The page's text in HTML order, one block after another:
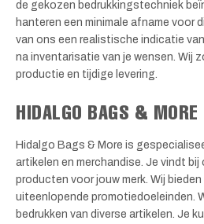
de gekozen bedrukkingstechniek
hanteren een minimale afname voor
van ons een realistische indicatie
na inventarisatie van je wensen. Wij
productie en tijdige levering.
HIDALGO BAGS & MORE
Hidalgo Bags & More is
artikelen en merchandise. Je vindt bij
producten voor jouw merk. Wij
uiteenlopende promotiedoeleinden.
bedrukken van diverse artikelen. Je